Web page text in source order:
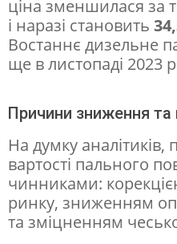
о
д
е
ш
в
ш
а
л
ціна зменшилася за
і наразі становить
Востаннє дизельне
ще в листопаді 2023
Причини зниження та
На думку
вартості пального
чинниками:
ринку, зниженням
та зміцненням